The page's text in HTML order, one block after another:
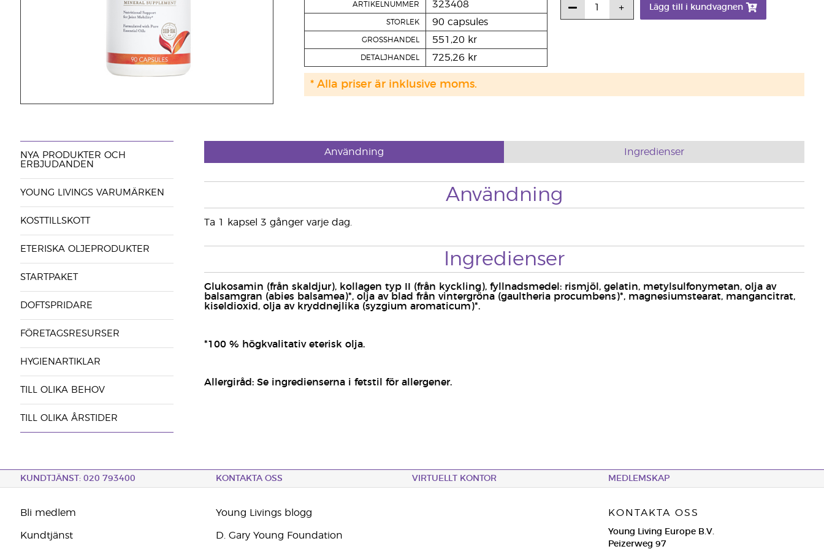
ARTIKELNUMMER 323408
STORLEK 90 capsules
GROSSHANDEL 551,20 kr
DETALJHANDEL 725,26 kr
Lägg till i kundvagnen
* Alla priser är inklusive moms.
NYA PRODUKTER OCH
ERBJUDANDEN
YOUNG LIVINGS VARUMÄRKEN
KOSTTILLSKOTT
ETERISKA OLJEPRODUKTER
STARTPAKET
DOFTSPRIDARE
FÖRETAGSRESURSER
HYGIENARTIKLAR
TILL OLIKA BEHOV
TILL OLIKA ÅRSTIDER
Användning Ingredienser
Användning
Ta 1 kapsel 3 gånger varje dag.
Ingredienser
Glukosamin (från skaldjur), kollagen typ II (från kyckling), fyllnadsmedel: rismjöl, gelatin, metylsulfonymetan, olja av
balsamgran (abies balsamea)*, olja av blad från vintergröna (gaultheria procumbens)*, magnesiumstearat, mangancitrat,
kiseldioxid, olja av kryddnejlika (syzgium aromaticum)*.
*100 % högkvalitativ eterisk olja.
Allergiråd:Se ingredienserna i fetstil för allergener.
KUNDTJÄNST: 020 793400 KONTAKTA OSS VIRTUELLT KONTOR MEDLEMSKAP
Bli medlem
Kundtjänst
Young Livings blogg
D. Gary Young Foundation
KONTAKTA OSS
Young Living Europe B.V.
Peizerweg 97